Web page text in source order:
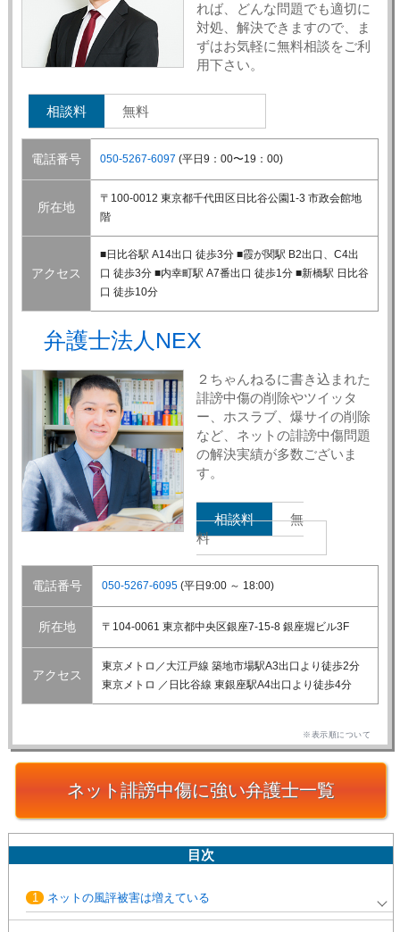
れば、どんな問題でも適切に
対処、解決できますので、ま
ずはお気軽に無料相談をご利
用下さい。
相談料 無料
電話番号 050-5267-6097 (平日9：00〜19：00)
所在地
〒100-0012 東京都千代田区日比谷公園1-3 市政会館地
階
アクセス
■日比谷駅 A14出口 徒歩3分 ■霞が関駅 B2出口、C4出
口 徒歩3分 ■内幸町駅 A7番出口 徒歩1分 ■新橋駅 日比谷
口 徒歩10分
弁護士法人NEX
２ちゃんねるに書き込まれた
誹謗中傷の削除やツイッタ
ー、ホスラブ、爆サイの削除
など、ネットの誹謗中傷問題
の解決実績が多数ございま
す。
相談料
無
料
電話番号 050-5267-6095(平日9:00 ～ 18:00)
所在地 〒104-0061 東京都中央区銀座7-15-8 銀座堀ビル3F
アクセス
東京メトロ／大江戸線 築地市場駅A3出口より徒歩2分
東京メトロ ／日比谷線 東銀座駅A4出口より徒歩4分
※表示順について
ネット誹謗中傷に強い弁護士一覧
目次
1 ネットの風評被害は増えている